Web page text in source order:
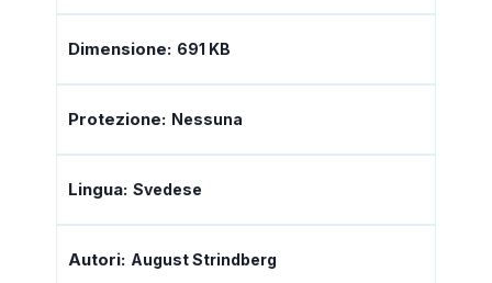
Dimensione: 691 KB
Protezione: Nessuna
Lingua: Svedese
Autori: August Strindberg